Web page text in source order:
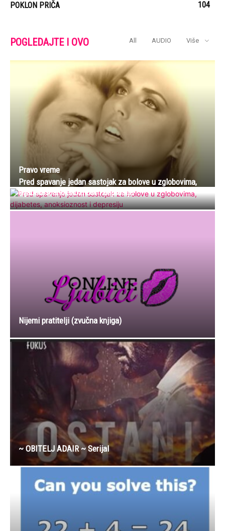
POKLON PRIČA 104
POGLEDAJTE I OVO All AUDIO Više
Pravo vreme
Pred spavanje jedan sastojak za bolove u zglobovima,
dijabetes, anoksioznost i depresiju
Nijemi pratitelji (zvučna knjiga)
~ OBITELJ ADAIR ~ Serijal